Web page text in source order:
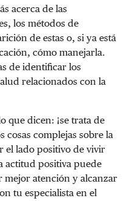
acerca de las
los métodos de
de estas o, si ya está
cómo manejarla.
de identificar los
relacionados con la
que dicen: ¡se trata de
cosas complejas sobre la
el lado positivo de vivir
actitud positiva puede
atención y alcanzar
tu especialista en el